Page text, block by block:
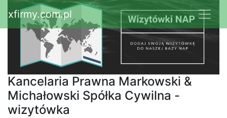
xfirmy.com.pl
Kancelaria Prawna Markowski &
Michałowski Spółka Cywilna -
wizytówka